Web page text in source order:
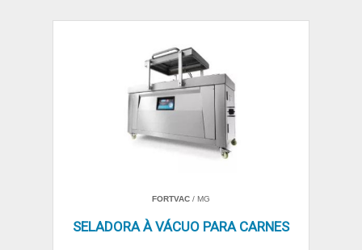
FORTVAC / MG
SELADORA À VÁCUO PARA CARNES